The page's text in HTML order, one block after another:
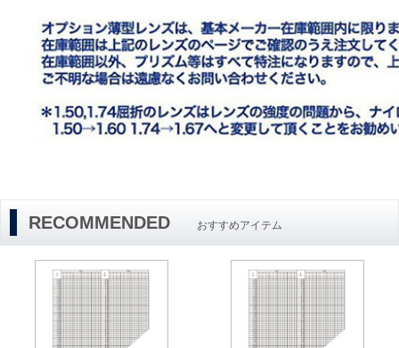
RECOMMENDED おすすめアイテム